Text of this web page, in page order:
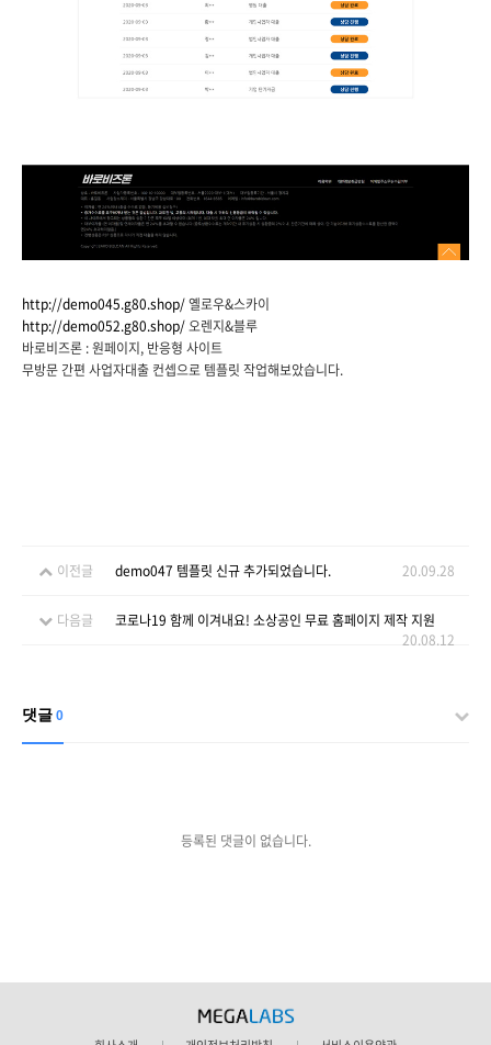
http://demo045.g80.shop/옐로우&스카이
http://demo052.g80.shop/오렌지&블루
바로비즈론 : 원페이지, 반응형 사이트
무방문 간편 사업자대출 컨셉으로 템플릿 작업해보았습니다.
이전글 demo047 템플릿 신규 추가되었습니다. 20.09.28
다음글
코로나19 함께 이겨내요! 소상공인 무료 홈페이지 제작 지원
20.08.12
댓글 0
등록된 댓글이 없습니다.